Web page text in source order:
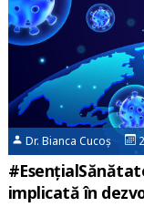
Dr. Bianca Cucoș
implicată în